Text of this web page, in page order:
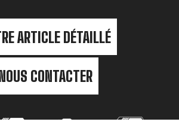
ARTICLE DÉTAILLÉ
NOUS CONTACTER